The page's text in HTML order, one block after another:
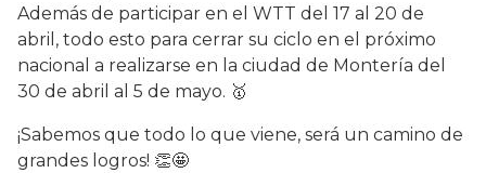
Además de participar en el WTT del 17 al 20 de
abril, todo esto para cerrar su ciclo en el próximo
nacional a realizarse en la ciudad de Montería del
30 de abril al 5 de mayo. 🥇
¡Sabemos que todo lo que viene, será un camino de
grandes logros! 👏🤩